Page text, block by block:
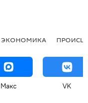
ЭКОНОМИКА
Макс VK